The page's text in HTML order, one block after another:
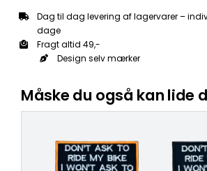
Dag til dag levering af lagervarer –
dage
Fragt altid 49,-
Design selv mærker
Måske du også kan lide